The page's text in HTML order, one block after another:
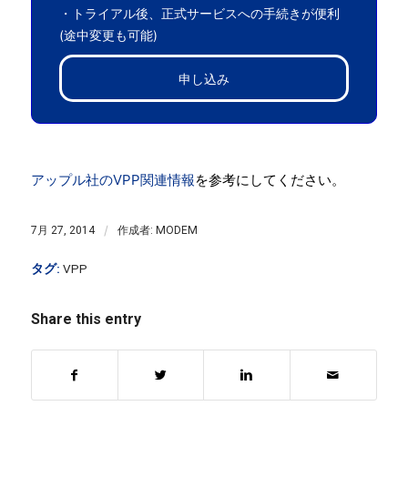
・トライアル後、正式サービスへの手続きが便利
(途中変更も可能)
申し込み
アップル社のVPP関連情報を参考にしてください。
7月 27, 2014 / 作成者: MODEM
タグ: VPP
Share this entry